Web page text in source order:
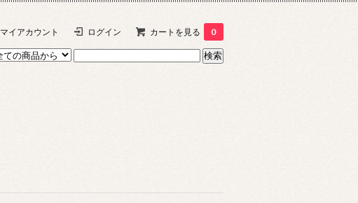
マイアカウント ログイン カートを見る 0